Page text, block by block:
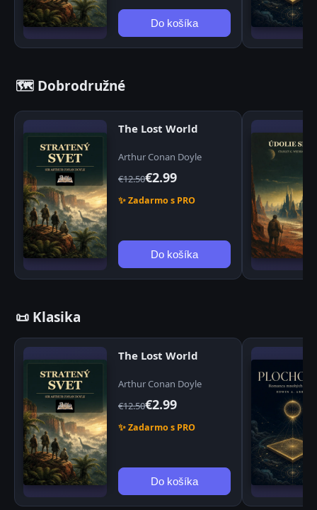
Do košíka
🗺️ Dobrodružné
The Lost World
Arthur Conan Doyle
€12.50€2.99
✨ Zadarmo s PRO
Do košíka
📜 Klasika
The Lost World
Arthur Conan Doyle
€12.50€2.99
✨ Zadarmo s PRO
Do košíka